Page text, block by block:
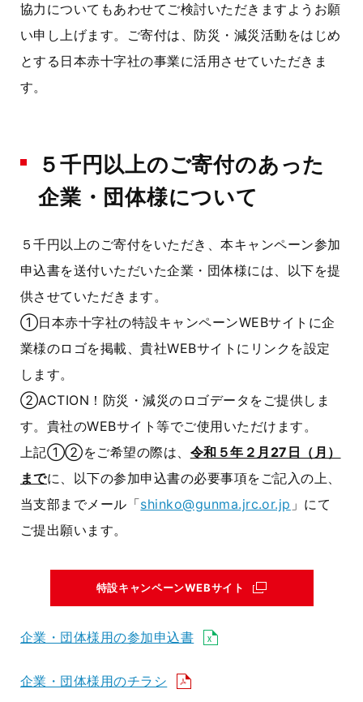
協力についてもあわせてご検討いただきますようお願
い申し上げます。ご寄付は、防災・減災活動をはじめ
とする日本赤十字社の事業に活用させていただきま
す。
５千円以上のご寄付のあった
企業・団体様について
５千円以上のご寄付をいただき、本キャンペーン参加
申込書を送付いただいた企業・団体様には、以下を提
供させていただきます。
①日本赤十字社の特設キャンペーンWEBサイトに企
業様のロゴを掲載、貴社WEBサイトにリンクを設定
します。
②ACTION！防災・減災のロゴデータをご提供しま
す。貴社のWEBサイト等でご使用いただけます。
上記①②をご希望の際は、 令和５年２月27日（月）
までに、以下の参加申込書の必要事項をご記入の上、
当支部までメール「shinko@gunma.jrc.or.jp 」にて
ご提出願います。
特設キャンペーンWEBサイト
企業・団体様用の参加申込書
企業・団体様用のチラシ